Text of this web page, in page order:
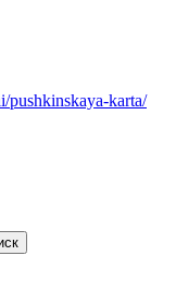
pushkinskaya-karta/